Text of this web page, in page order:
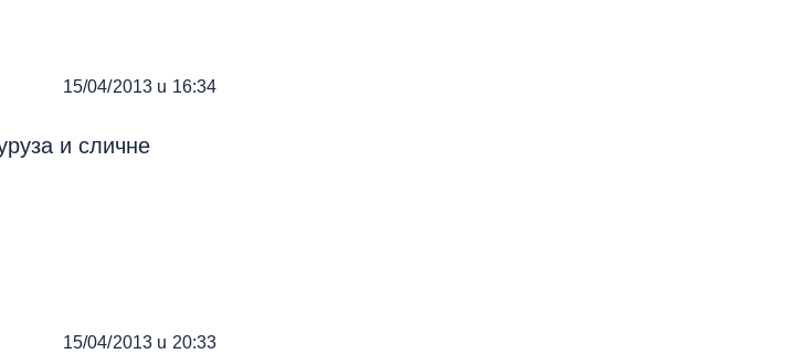
15/04/2013 u 16:34
и сличне
15/04/2013 u 20:33